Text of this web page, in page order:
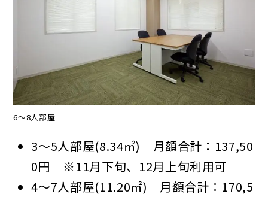
6～8人部屋
3～5人部屋(8.34㎡) 月額合計：137,50
0円 ※11月下旬、12月上旬利用可
4～7人部屋(11.20㎡) 月額合計：170,5